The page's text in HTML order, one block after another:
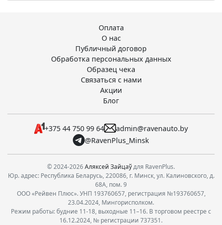
Оплата
О нас
Публичный договор
Обработка персональных данных
Образец чека
Связаться с нами
Акции
Блог
+375 44 750 99 64
admin@ravenauto.by
@RavenPlus_Minsk
© 2024-2026Аляксей Зайцаўдля RavenPlus.
Юр. адрес: Республика Беларусь, 220086, г. Минск, ул. Калиновского, д.
68А, пом. 9
ООО «Рейвен Плюс». УНП 193760657, регистрация №193760657,
23.04.2024, Мингорисполком.
Режим работы: будние 11-18, выходные 11–16. В торговом реестре с
16.12.2024, № регистрации 737351.